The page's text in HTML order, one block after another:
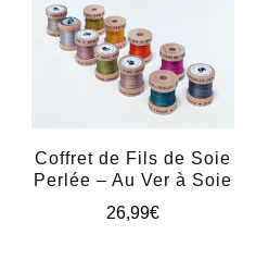
Coffret de Fils de Soie
Perlée – Au Ver à Soie
26,99€